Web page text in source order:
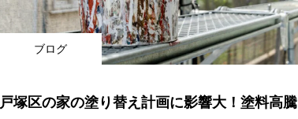
ブログ
戸塚区の家の塗り替え計画に影響大！塗料高騰